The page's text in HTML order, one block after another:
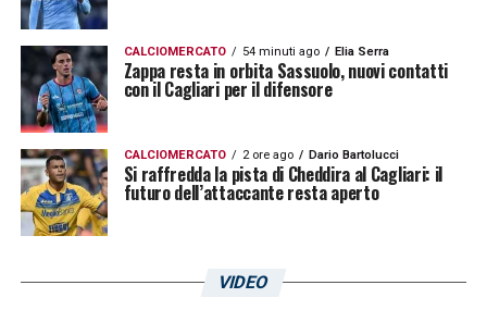
CALCIOMERCATO 54 minuti ago Elia Serra
Zappa resta in orbita Sassuolo, nuovi contatti
con il Cagliari per il difensore
CALCIOMERCATO 2 ore ago Dario Bartolucci
Si raffredda la pista di Cheddira al Cagliari: il
futuro dell’attaccante resta aperto
VIDEO